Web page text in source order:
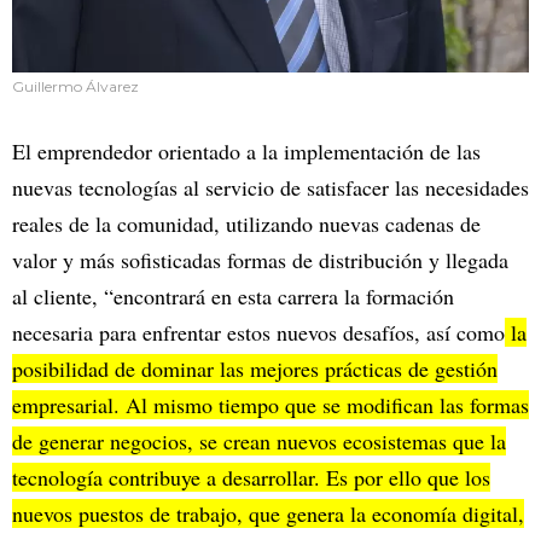
Guillermo Álvarez
El emprendedor orientado a la implementación de las
nuevas tecnologías al servicio de satisfacer las necesidades
reales de la comunidad, utilizando nuevas cadenas de
valor y más sofisticadas formas de distribución y llegada
al cliente, “encontrará en esta carrera la formación
necesaria para enfrentar estos nuevos desafíos, así como la
posibilidad de dominar las mejores prácticas de gestión
empresarial. Al mismo tiempo que se modifican las formas
de generar negocios, se crean nuevos ecosistemas que la
tecnología contribuye a desarrollar. Es por ello que los
nuevos puestos de trabajo, que genera la economía digital,